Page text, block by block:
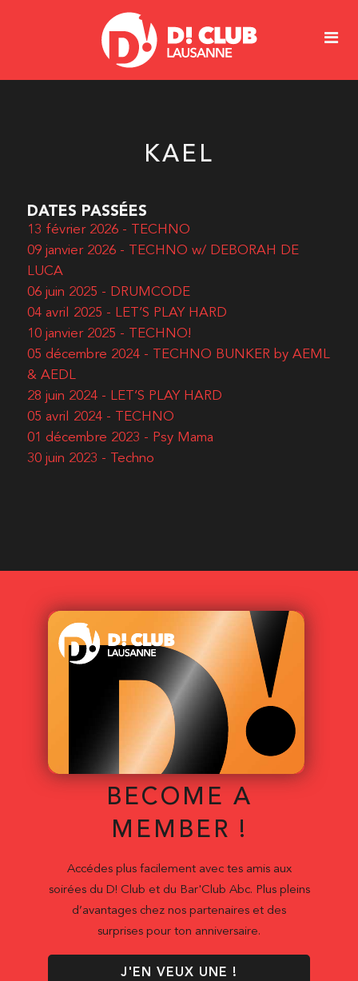
KAEL
DATES PASSÉES
13 février 2026 - TECHNO
09 janvier 2026 - TECHNO w/ DEBORAH DE
LUCA
06 juin 2025 - DRUMCODE
04 avril 2025 - LET’S PLAY HARD
10 janvier 2025 - TECHNO!
05 décembre 2024 - TECHNO BUNKER by AEML
& AEDL
28 juin 2024 - LET’S PLAY HARD
05 avril 2024 - TECHNO
01 décembre 2023 - Psy Mama
30 juin 2023 - Techno
BECOME A
MEMBER !
Accédes plus facilement avec tes amis aux
soirées du D! Club et du Bar'Club Abc. Plus pleins
d’avantages chez nos partenaires et des
surprises pour ton anniversaire.
J'EN VEUX UNE !